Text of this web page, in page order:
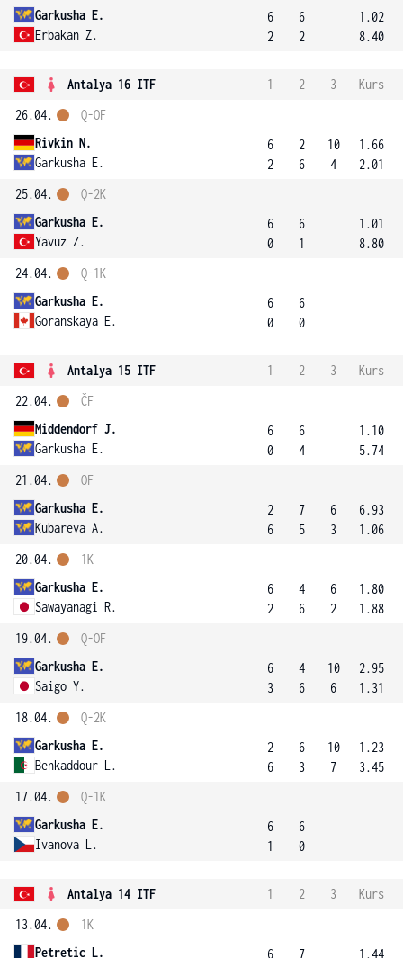
Garkusha E.
Erbakan Z.
6
2
6
2
1.02
8.40
Antalya 16 ITF 1 2 3
Kurs
26.04.
Rivkin N.
Garkusha E.
Q-OF
6
2
2
6
10
4
1.66
2.01
25.04.
Garkusha E.
Yavuz Z.
Q-2K
6
0
6
1
1.01
8.80
24.04.
Garkusha E.
Goranskaya E.
Q-1K
6
0
6
0
Antalya 15 ITF 1 2 3
Kurs
22.04.
Middendorf J.
Garkusha E.
ČF
6
0
6
4
1.10
5.74
21.04.
Garkusha E.
Kubareva A.
OF
2
6
7
5
6
3
6.93
1.06
20.04.
Garkusha E.
Sawayanagi R.
1K
6
2
4
6
6
2
1.80
1.88
19.04.
Garkusha E.
Saigo Y.
Q-OF
6
3
4
6
10
6
2.95
1.31
18.04.
Garkusha E.
Benkaddour L.
Q-2K
2
6
6
3
10
7
1.23
3.45
17.04.
Garkusha E.
Ivanova L.
Q-1K
6
1
6
0
Antalya 14 ITF 1 2 3
Kurs
13.04.
Petretic L.
1K
6
7 1.44